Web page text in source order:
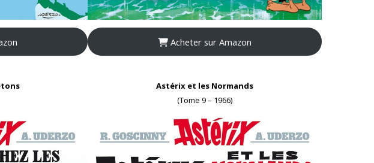
Acheter sur Amazon
Astérix et les Normands
(Tome 9 – 1966)